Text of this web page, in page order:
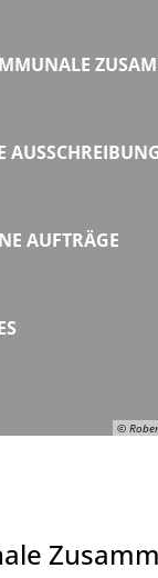
©
AUFTRÄGE